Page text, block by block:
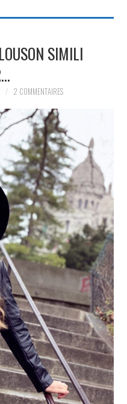
SIMILI
2 COMMENTAIRES